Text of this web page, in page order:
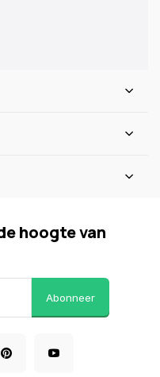
hoogte van
Abonneer